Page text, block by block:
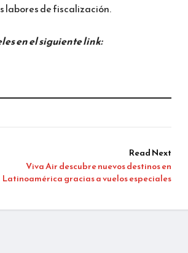
labores de fiscalización.
en el siguiente link:
Read Next
Viva Air descubre nuevos destinos en
Latinoamérica gracias a vuelos especiales